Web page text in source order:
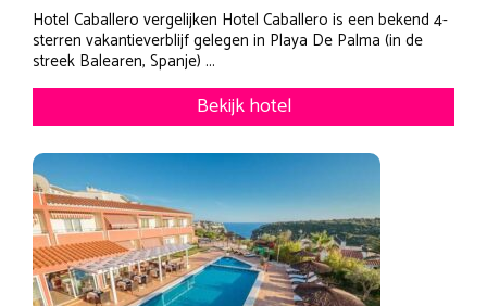
Hotel Caballero vergelijken Hotel Caballero is een bekend 4-
sterren vakantieverblijf gelegen in Playa De Palma (in de
streek Balearen, Spanje) ...
Bekijk hotel